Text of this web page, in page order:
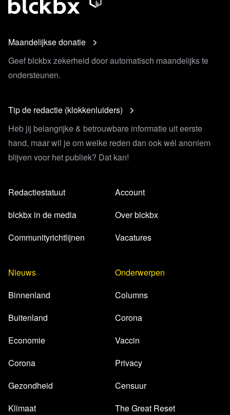
Maandelijkse donatie
Geef blckbx zekerheid door automatisch maandelijks te
ondersteunen.
Tip de redactie (klokkenluiders)
Heb jij belangrijke & betrouwbare informatie uit eerste
hand, maar wil je om welke reden dan ook wél anoniem
blijven voor het publiek? Dat kan!
Redactiestatuut
blckbx in de media
Communityrichtlijnen
Account
Over blckbx
Vacatures
Nieuws
Binnenland
Buitenland
Economie
Corona
Gezondheid
Klimaat
Onderwerpen
Columns
Corona
Vaccin
Privacy
Censuur
The Great Reset